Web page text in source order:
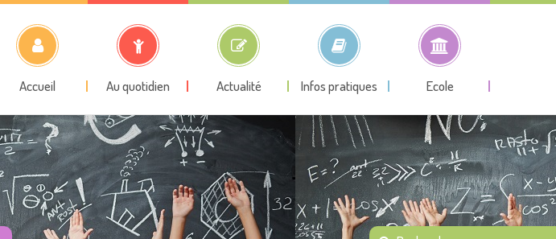
Accueil Au quotidien Actualité Infos pratiques Ecole